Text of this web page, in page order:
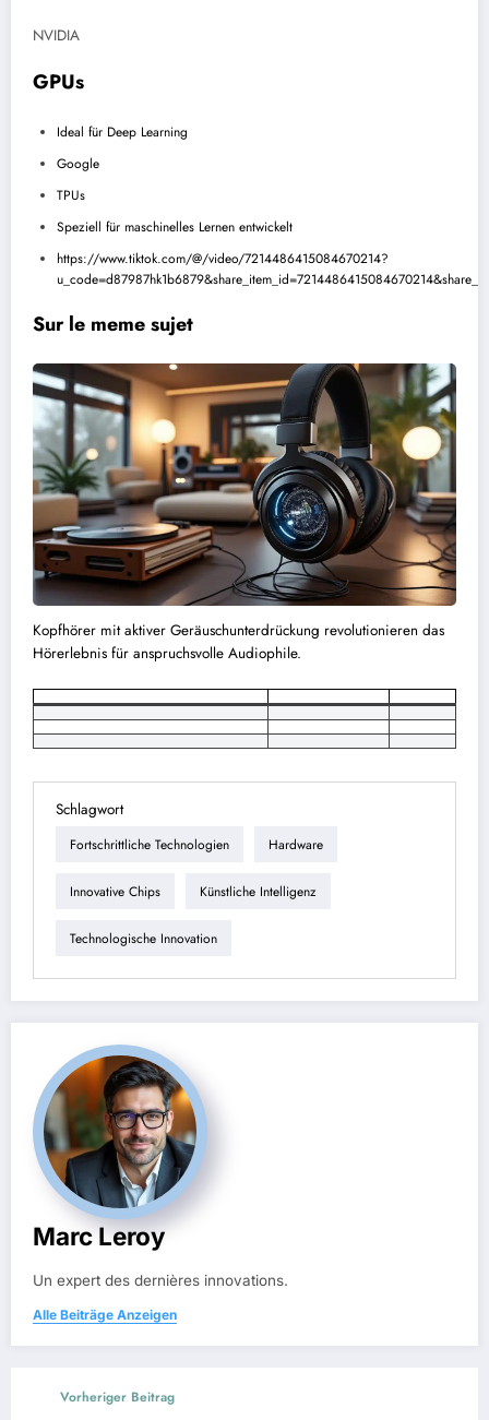
NVIDIA
GPUs
Ideal für Deep Learning
Google
TPUs
Speziell für maschinelles Lernen entwickelt
https://www.tiktok.com/@/video/7214486415084670214?
Sur le meme sujet
Kopfhörer mit aktiver Geräuschunterdrückung revolutionieren das
Hörerlebnis für anspruchsvolle Audiophile.
Schlagwort
Fortschrittliche Technologien Hardware
Innovative Chips Künstliche Intelligenz
Technologische Innovation
Marc Leroy
Un expert des dernières innovations.
Alle Beiträge Anzeigen
Vorheriger Beitrag